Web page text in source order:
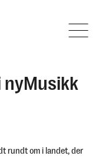
nyMusikk
rundt om i landet, der